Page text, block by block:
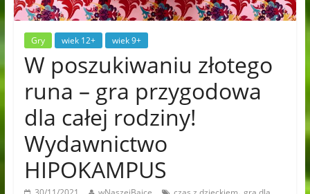
Gry wiek 12+ wiek 9+
W poszukiwaniu złotego
runa – gra przygodowa
dla całej rodziny!
Wydawnictwo
HIPOKAMPUS